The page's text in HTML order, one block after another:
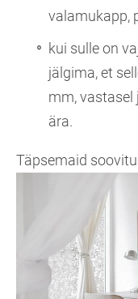
valamukapp,
kui sulle on
jälgima, et
mm, vastasel
ära.
Täpsemaid